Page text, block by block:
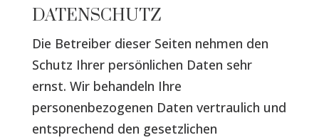
DATENSCHUTZ
Die Betreiber dieser Seiten nehmen den
Schutz Ihrer persönlichen Daten sehr
ernst. Wir behandeln Ihre
personenbezogenen Daten vertraulich und
entsprechend den gesetzlichen